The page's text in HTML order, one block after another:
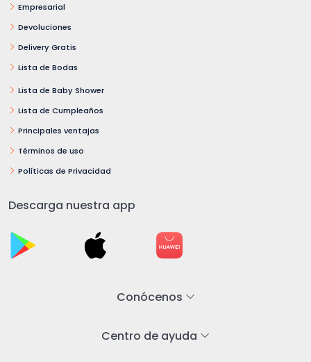
Empresarial
Devoluciones
Delivery Gratis
Lista de Bodas
Lista de Baby Shower
Lista de Cumpleaños
Principales ventajas
Términos de uso
Políticas de Privacidad
Descarga nuestra app
Conócenos
Centro de ayuda